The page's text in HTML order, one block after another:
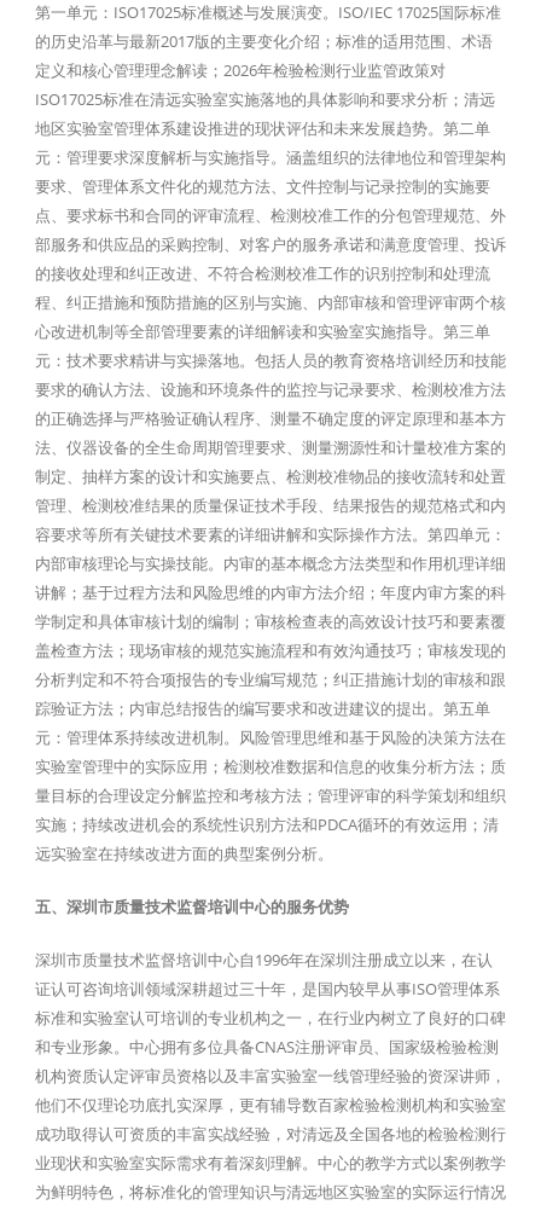
第一单元：ISO17025标准概述与发展演变。ISO/IEC 17025国际标准
的历史沿革与最新2017版的主要变化介绍；标准的适用范围、术语
定义和核心管理理念解读；2026年检验检测行业监管政策对
ISO17025标准在清远实验室实施落地的具体影响和要求分析；清远
地区实验室管理体系建设推进的现状评估和未来发展趋势。第二单
元：管理要求深度解析与实施指导。涵盖组织的法律地位和管理架构
要求、管理体系文件化的规范方法、文件控制与记录控制的实施要
点、要求标书和合同的评审流程、检测校准工作的分包管理规范、外
部服务和供应品的采购控制、对客户的服务承诺和满意度管理、投诉
的接收处理和纠正改进、不符合检测校准工作的识别控制和处理流
程、纠正措施和预防措施的区别与实施、内部审核和管理评审两个核
心改进机制等全部管理要素的详细解读和实验室实施指导。第三单
元：技术要求精讲与实操落地。包括人员的教育资格培训经历和技能
要求的确认方法、设施和环境条件的监控与记录要求、检测校准方法
的正确选择与严格验证确认程序、测量不确定度的评定原理和基本方
法、仪器设备的全生命周期管理要求、测量溯源性和计量校准方案的
制定、抽样方案的设计和实施要点、检测校准物品的接收流转和处置
管理、检测校准结果的质量保证技术手段、结果报告的规范格式和内
容要求等所有关键技术要素的详细讲解和实际操作方法。第四单元：
内部审核理论与实操技能。内审的基本概念方法类型和作用机理详细
讲解；基于过程方法和风险思维的内审方法介绍；年度内审方案的科
学制定和具体审核计划的编制；审核检查表的高效设计技巧和要素覆
盖检查方法；现场审核的规范实施流程和有效沟通技巧；审核发现的
分析判定和不符合项报告的专业编写规范；纠正措施计划的审核和跟
踪验证方法；内审总结报告的编写要求和改进建议的提出。第五单
元：管理体系持续改进机制。风险管理思维和基于风险的决策方法在
实验室管理中的实际应用；检测校准数据和信息的收集分析方法；质
量目标的合理设定分解监控和考核方法；管理评审的科学策划和组织
实施；持续改进机会的系统性识别方法和PDCA循环的有效运用；清
远实验室在持续改进方面的典型案例分析。
五、深圳市质量技术监督培训中心的服务优势
深圳市质量技术监督培训中心自1996年在深圳注册成立以来，在认
证认可咨询培训领域深耕超过三十年，是国内较早从事ISO管理体系
标准和实验室认可培训的专业机构之一，在行业内树立了良好的口碑
和专业形象。中心拥有多位具备CNAS注册评审员、国家级检验检测
机构资质认定评审员资格以及丰富实验室一线管理经验的资深讲师，
他们不仅理论功底扎实深厚，更有辅导数百家检验检测机构和实验室
成功取得认可资质的丰富实战经验，对清远及全国各地的检验检测行
业现状和实验室实际需求有着深刻理解。中心的教学方式以案例教学
为鲜明特色，将标准化的管理知识与清远地区实验室的实际运行情况